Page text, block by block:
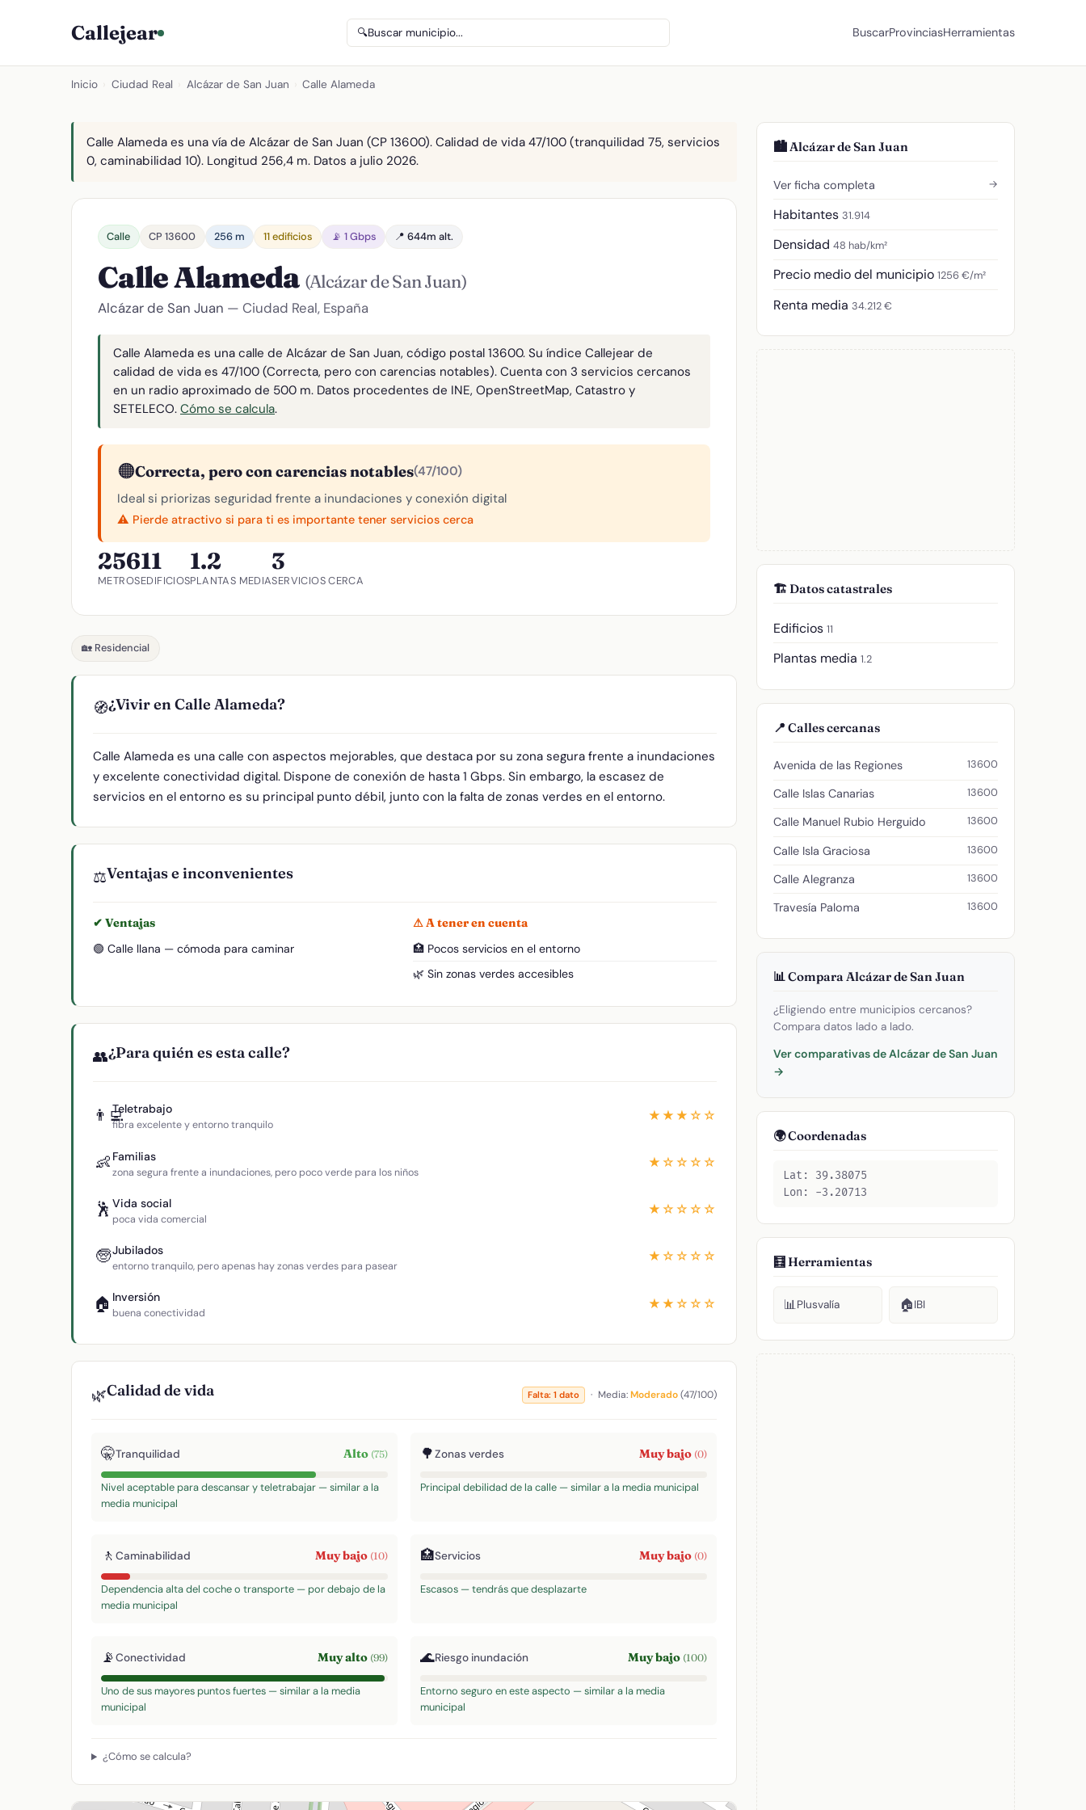
Callejear 🔍Buscar municipio... BuscarProvinciasHerramientas
Inicio Ciudad Real Alcázar de San Juan Calle Alameda
Calle Alameda es una vía de Alcázar de San Juan (CP 13600). Calidad de vida 47/100 (tranquilidad 75, servicios
0, caminabilidad 10). Longitud 256,4 m. Datos a julio 2026.
Calle CP 13600 256 m 11 edificios 📡 1 Gbps 📍 644m alt.
Calle Alameda (Alcázar de San Juan)
Alcázar de San Juan — Ciudad Real, España
Calle Alameda es una calle de Alcázar de San Juan, código postal 13600. Su índice Callejear de
calidad de vida es 47/100 (Correcta, pero con carencias notables). Cuenta con 3 servicios cercanos
en un radio aproximado de 500 m. Datos procedentes de INE, OpenStreetMap, Catastro y
SETELECO. Cómo se calcula.
🟠Correcta, pero con carencias notables(47/100)
Ideal si priorizas seguridad frente a inundaciones y conexión digital
⚠️ Pierde atractivo si para ti es importante tener servicios cerca
256
METROS
11
EDIFICIOS
1.2
PLANTAS MEDIA
3
SERVICIOS CERCA
🏡 Residencial
🧭¿Vivir en Calle Alameda?
Calle Alameda es una calle con aspectos mejorables, que destaca por su zona segura frente a inundaciones
y excelente conectividad digital. Dispone de conexión de hasta 1 Gbps. Sin embargo, la escasez de
servicios en el entorno es su principal punto débil, junto con la falta de zonas verdes en el entorno.
⚖️Ventajas e inconvenientes
✔ Ventajas
🟢 Calle llana — cómoda para caminar
⚠ A tener en cuenta
🏥 Pocos servicios en el entorno
🌿 Sin zonas verdes accesibles
👥¿Para quién es esta calle?
👨‍💻Teletrabajo
fibra excelente y entorno tranquilo
★★★☆☆
👶 Familias
zona segura frente a inundaciones, pero poco verde para los niños
★☆☆☆☆
🕺 Vida social
poca vida comercial
★☆☆☆☆
🧓Jubilados
entorno tranquilo, pero apenas hay zonas verdes para pasear
★☆☆☆☆
🏠 Inversión
buena conectividad
★★☆☆☆
🌿Calidad de vida Falta: 1 dato · Media:Moderado(47/100)
🤫Tranquilidad Alto (75)
Nivel aceptable para descansar y teletrabajar — similar a la
media municipal
🌳Zonas verdes Muy bajo (0)
Principal debilidad de la calle — similar a la media municipal
🚶 Caminabilidad Muy bajo (10)
Dependencia alta del coche o transporte — por debajo de la
media municipal
🏥Servicios Muy bajo (0)
Escasos — tendrás que desplazarte
📡Conectividad Muy alto (99)
Uno de sus mayores puntos fuertes — similar a la media
municipal
🌊Riesgo inundación Muy bajo (100)
Entorno seguro en este aspecto — similar a la media
municipal
¿Cómo se calcula?
🏙️ Alcázar de San Juan
Ver ficha completa →
Habitantes 31.914
Densidad 48 hab/km²
Precio medio del municipio 1256 €/m²
Renta media 34.212 €
🏗️ Datos catastrales
Edificios 11
Plantas media 1.2
📍 Calles cercanas
Avenida de las Regiones 13600
Calle Islas Canarias 13600
Calle Manuel Rubio Herguido 13600
Calle Isla Graciosa 13600
Calle Alegranza 13600
Travesía Paloma 13600
📊 Compara Alcázar de San Juan
¿Eligiendo entre municipios cercanos?
Compara datos lado a lado.
Ver comparativas de Alcázar de San Juan
→
🌍 Coordenadas
Lat: 39.38075
Lon: -3.20713
🧮 Herramientas
📊Plusvalía 🏠IBI